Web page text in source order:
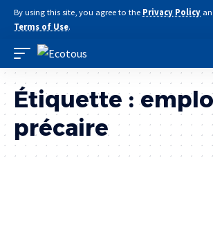
By using this site, you agree to the Privacy Policy
Terms of Use.
Étiquette :
précaire